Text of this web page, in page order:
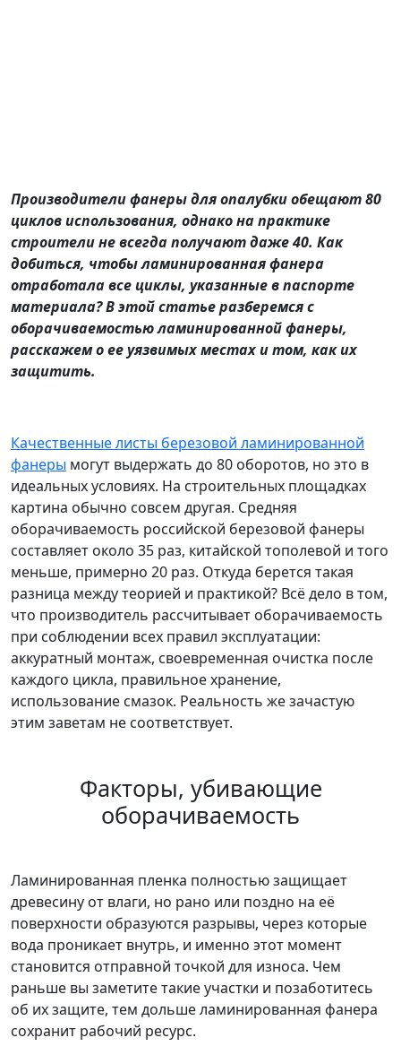
Производители фанеры для опалубки обещают 80
циклов использования, однако на практике
строители не всегда получают даже 40. Как
добиться, чтобы ламинированная фанера
отработала все циклы, указанные в паспорте
материала? В этой статье разберемся с
оборачиваемостью ламинированной фанеры,
расскажем о ее уязвимых местах и том, как их
защитить.
Качественные листы березовой ламинированной
фанеры могут выдержать до 80 оборотов, но это в
идеальных условиях. На строительных площадках
картина обычно совсем другая. Средняя
оборачиваемость российской березовой фанеры
составляет около 35 раз, китайской тополевой и того
меньше, примерно 20 раз. Откуда берется такая
разница между теорией и практикой? Всё дело в том,
что производитель рассчитывает оборачиваемость
при соблюдении всех правил эксплуатации:
аккуратный монтаж, своевременная очистка после
каждого цикла, правильное хранение,
использование смазок. Реальность же зачастую
этим заветам не соответствует.
Факторы, убивающие
оборачиваемость
Ламинированная пленка полностью защищает
древесину от влаги, но рано или поздно на её
поверхности образуются разрывы, через которые
вода проникает внутрь, и именно этот момент
становится отправной точкой для износа. Чем
раньше вы заметите такие участки и позаботитесь
об их защите, тем дольше ламинированная фанера
сохранит рабочий ресурс.